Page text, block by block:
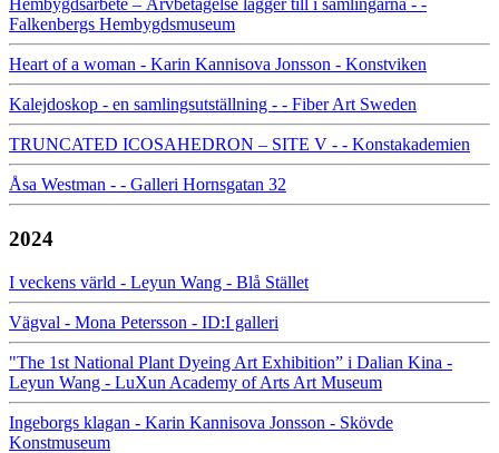
Hembygdsarbete – Arvbetagelse lägger till i samlingarna - -
Falkenbergs Hembygdsmuseum
Heart of a woman - Karin Kannisova Jonsson - Konstviken
Kalejdoskop - en samlingsutställning - - Fiber Art Sweden
TRUNCATED ICOSAHEDRON – SITE V - - Konstakademien
Åsa Westman - - Galleri Hornsgatan 32
2024
I veckens värld - Leyun Wang - Blå Stället
Vägval - Mona Petersson - ID:I galleri
"The 1st National Plant Dyeing Art Exhibition” i Dalian Kina -
Leyun Wang - LuXun Academy of Arts Art Museum
Ingeborgs klagan - Karin Kannisova Jonsson - Skövde
Konstmuseum